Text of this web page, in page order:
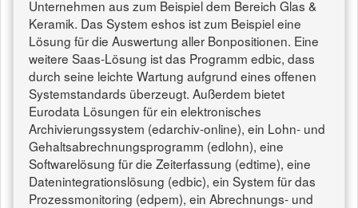
Unternehmen aus zum Beispiel dem Bereich Glas &
Keramik. Das System eshos ist zum Beispiel eine
Lösung für die Auswertung aller Bonpositionen. Eine
weitere Saas-Lösung ist das Programm edbic, dass
durch seine leichte Wartung aufgrund eines offenen
Systemstandards überzeugt. Außerdem bietet
Eurodata Lösungen für ein elektronisches
Archivierungssystem (edarchiv-online), ein Lohn- und
Gehaltsabrechnungsprogramm (edlohn), eine
Softwarelösung für die Zeiterfassung (edtime), eine
Datenintegrationslösung (edbic), ein System für das
Prozessmonitoring (edpem), ein Abrechnungs- und